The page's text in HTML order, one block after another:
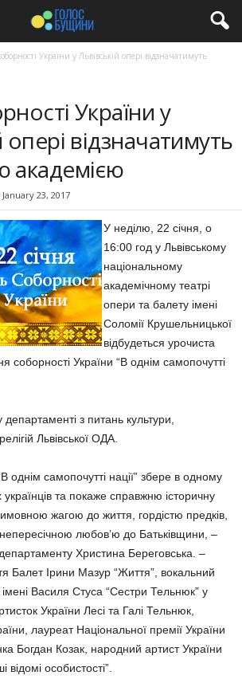
України у Львівській опері відзначатимуть
України у
опері відзначатимуть
академією
January 23, 2017
У неділю, 22 січня, о
16:00 год у Львівському
національному
академічному театрі
опери та балету імені
Соломії Крушельницької
відбудеться урочиста
соборності України “В однім самопочутті
з питань культури,
Львівської ОДА.
однім самопочутті нації” збере в одному
українців та покаже справжню історичну
жагою до життя, гордістю предків,
непересічною любов’ю до Батьківщини, –
Христина Береговська. –
Балет Ірини Мазур “Життя”, вокальний
імені Василя Стуса “Сестри Тельнюк” у
України Лесі та Галі Тельнюк,
лауреат Національної премії України
Богдан Козак, народний артист України
особистості”.